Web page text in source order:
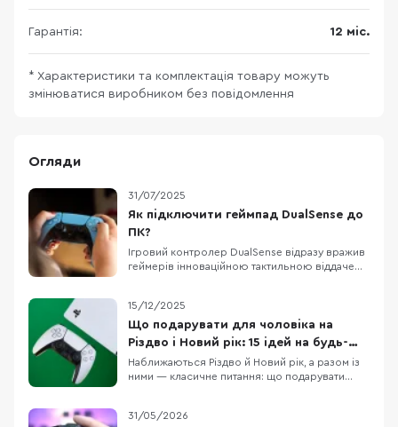
Гарантія: 12 міс.
* Характеристики та комплектація товару можуть
змінюватися виробником без повідомлення
Огляди
31/07/2025
Як підключити геймпад DualSense до
ПК?
Ігровий контролер DualSense відразу вражив
геймерів інноваційною тактильною віддачею
він сумісний і з комп’ютерами, ноутбуками та
навіть смартфонами. Потрібно лише
правильно під’єднати DualSense і виконати
нескладн
15/12/2025
Що подарувати для чоловіка на
Різдво і Новий рік: 15 ідей на будь-
який бюджет
Наближаються Різдво й Новий рік, а разом із
ними — класичне питання: що подарувати
ідей під різні сценарії життя: для геймера,
31/05/2026